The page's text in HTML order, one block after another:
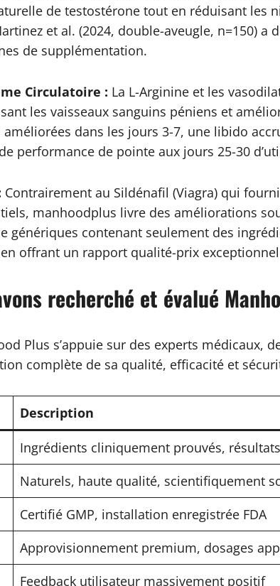
de testostérone tout en réduisant les
et al. (2024, double-aveugle, n=150)
de supplémentation.
Circulatoire : La L-Arginine et les
les vaisseaux sanguins péniens et
dans les jours 3-7, une libido
performance de pointe aux jours 25-30
Contrairement au Sildénafil (Viagra) qui
manhoodplus livre des améliorations
génériques contenant seulement des
offrant un rapport qualité-prix
recherché et évalué
Plus s’appuie sur des experts médicaux,
complète de sa qualité, efficacité et
Description
Ingrédients cliniquement prouvés,
Naturels, haute qualité, scientifiquement
Certifié GMP, installation enregistrée FDA
Approvisionnement premium, dosages
Feedback utilisateur massivement positif